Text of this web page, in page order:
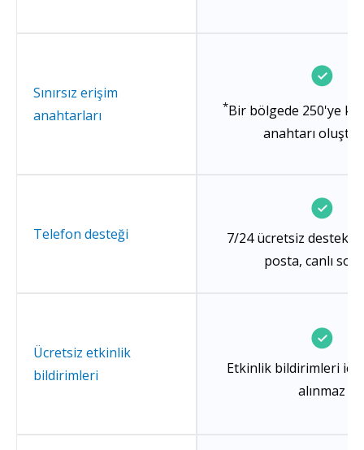
Sınırsız erişim
anahtarları
*Bir bölgede 250'ye
anahtarı
Telefon desteği
7/24 ücretsiz destek;
posta, canlı
Ücretsiz etkinlik
bildirimleri
Etkinlik bildirimleri
alınmaz